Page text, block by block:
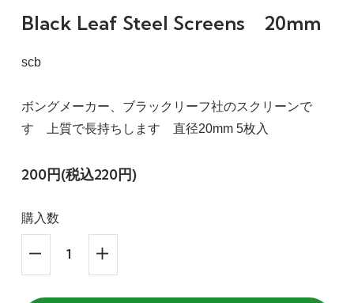
Black Leaf Steel Screens 20mm
scb
ボングメーカー、ブラックリーフ社のスクリーンで
す 上質で長持ちします 直径20mm 5枚入
200円(税込220円)
購入数